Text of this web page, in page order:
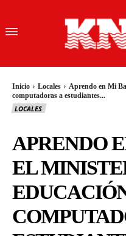
Inicio Locales
Aprendo en Mi
computadoras a estudiantes...
LOCALES
APRENDO
EL